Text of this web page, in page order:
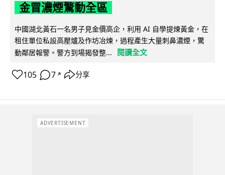
金冒濃煙驚動全區
中國湖北黃石一名男子見金價高企，利用 AI 自學提煉黃金，在
租住單位私設高壓爐及作坊冶煉，過程產生大量刺鼻濃煙，驚
動鄰居報警。警方到場揭發整...
閱讀全文
105 7 ↗ 分享
ADVERTISEMENT